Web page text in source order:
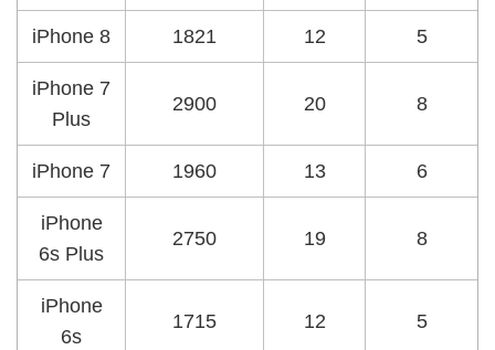
iPhone 8 1821 12 5
iPhone 7
Plus
2900 20 8
iPhone 7 1960 13 6
iPhone
6s Plus
2750 19 8
iPhone
6s
1715 12 5